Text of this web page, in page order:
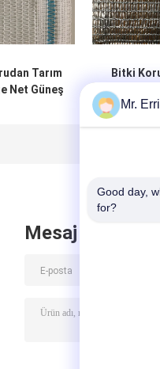
Tarım
Net Güneş
Bitki
Mesaj bırak
Mr.
Good day,
for?